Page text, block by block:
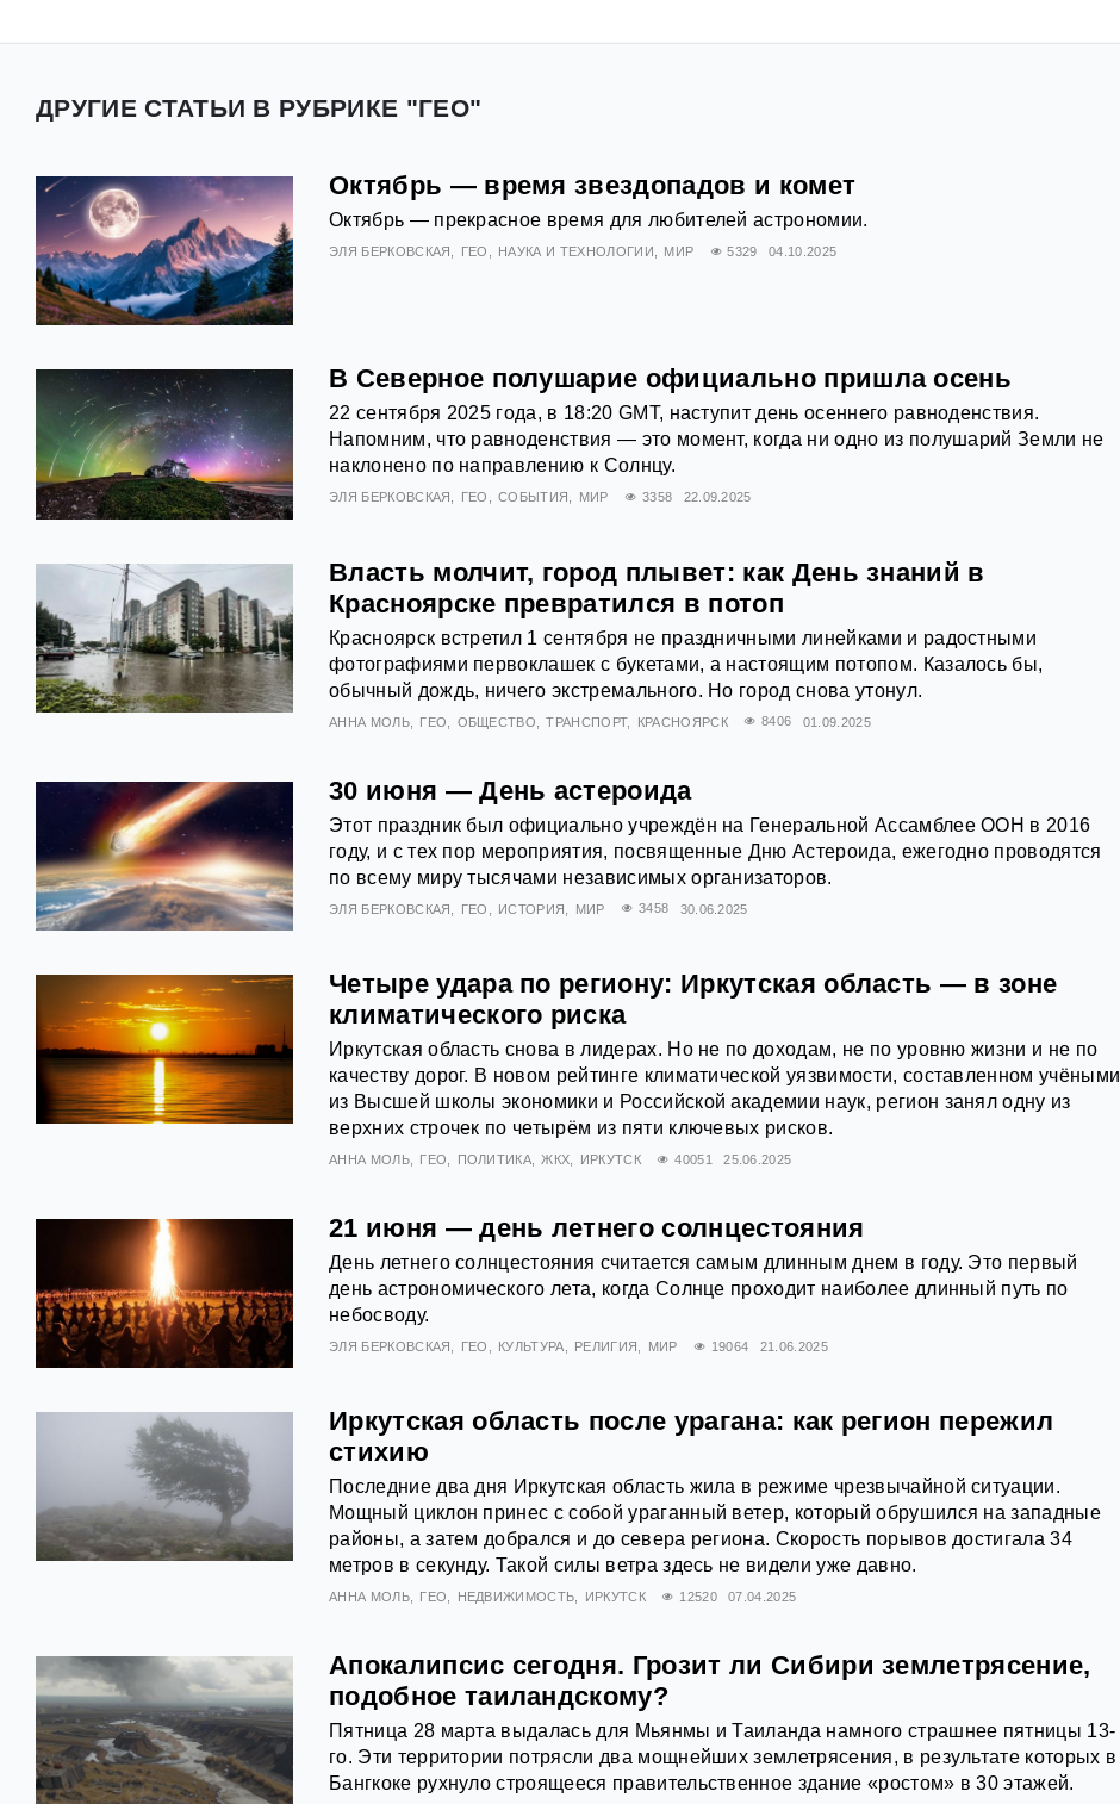
ДРУГИЕ СТАТЬИ В РУБРИКЕ "ГЕО"
Октябрь — время звездопадов и комет
Октябрь — прекрасное время для любителей астрономии.
ЭЛЯ БЕРКОВСКАЯ ГЕО НАУКА И ТЕХНОЛОГИИ МИР 5329 04.10.2025
В Северное полушарие официально пришла осень
22 сентября 2025 года, в 18:20 GMT, наступит день осеннего равноденствия.
Напомним, что равноденствия — это момент, когда ни одно из полушарий Земли не
наклонено по направлению к Солнцу.
ЭЛЯ БЕРКОВСКАЯ ГЕО СОБЫТИЯ МИР 3358 22.09.2025
Власть молчит, город плывет: как День знаний в
Красноярске превратился в потоп
Красноярск встретил 1 сентября не праздничными линейками и радостными
фотографиями первоклашек с букетами, а настоящим потопом. Казалось бы,
обычный дождь, ничего экстремального. Но город снова утонул.
АННА МОЛЬ ГЕО ОБЩЕСТВО ТРАНСПОРТ КРАСНОЯРСК 8406 01.09.2025
30 июня — День астероида
Этот праздник был официально учреждён на Генеральной Ассамблее ООН в 2016
году, и с тех пор мероприятия, посвященные Дню Астероида, ежегодно проводятся
по всему миру тысячами независимых организаторов.
ЭЛЯ БЕРКОВСКАЯ ГЕО ИСТОРИЯ МИР 3458 30.06.2025
Четыре удара по региону: Иркутская область — в зоне
климатического риска
Иркутская область снова в лидерах. Но не по доходам, не по уровню жизни и не по
качеству дорог. В новом рейтинге климатической уязвимости, составленном учёными
из Высшей школы экономики и Российской академии наук, регион занял одну из
верхних строчек по четырём из пяти ключевых рисков.
АННА МОЛЬ ГЕО ПОЛИТИКА ЖКХ ИРКУТСК 40051 25.06.2025
21 июня — день летнего солнцестояния
День летнего солнцестояния считается самым длинным днем в году. Это первый
день астрономического лета, когда Солнце проходит наиболее длинный путь по
небосводу.
ЭЛЯ БЕРКОВСКАЯ ГЕО КУЛЬТУРА РЕЛИГИЯ МИР 19064 21.06.2025
Иркутская область после урагана: как регион пережил
стихию
Последние два дня Иркутская область жила в режиме чрезвычайной ситуации.
Мощный циклон принес с собой ураганный ветер, который обрушился на западные
районы, а затем добрался и до севера региона. Скорость порывов достигала 34
метров в секунду. Такой силы ветра здесь не видели уже давно.
АННА МОЛЬ ГЕО НЕДВИЖИМОСТЬ ИРКУТСК 12520 07.04.2025
Апокалипсис сегодня. Грозит ли Сибири землетрясение,
подобное таиландскому?
Пятница 28 марта выдалась для Мьянмы и Таиланда намного страшнее пятницы 13-
го. Эти территории потрясли два мощнейших землетрясения, в результате которых в
Бангкоке рухнуло строящееся правительственное здание «ростом» в 30 этажей.